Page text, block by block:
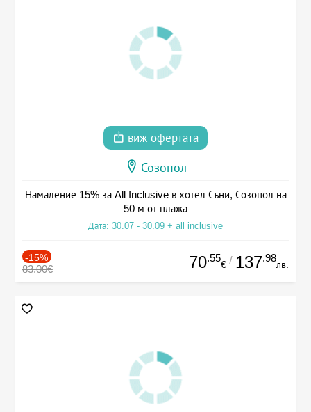
виж офертата
Созопол
Намаление 15% за All Inclusive в хотел Съни, Созопол на
50 м от плажа
Дата: 30.07 - 30.09 + all inclusive
-15%
83.00€ 70.55
€ / 137.98
лв.